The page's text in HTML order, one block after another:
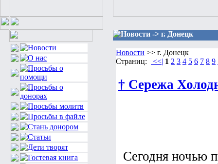
Новости -> г. Донецк
Новости >> г. Донецк
Страниц:
<<| 1 2 3 4 5 6 7 8 9
† Сережа
Сегодня ночью